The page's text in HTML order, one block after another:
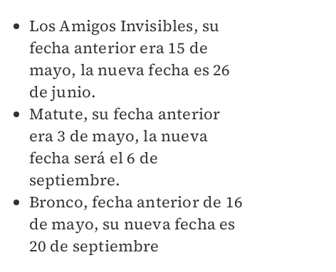
Los Amigos Invisibles, su
fecha anterior era 15 de
mayo, la nueva fecha es 26
de junio.
Matute, su fecha anterior
era 3 de mayo, la nueva
fecha será el 6 de
septiembre.
Bronco, fecha anterior de 16
de mayo, su nueva fecha es
20 de septiembre